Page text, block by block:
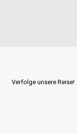
Verfolge unsere Reise!